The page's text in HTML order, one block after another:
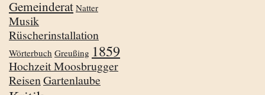
Gemeinderat Natter
Musik
Rüscherinstallation
Wörterbuch Greußing 1859
Hochzeit Moosbrugger
ReisenGartenlaube